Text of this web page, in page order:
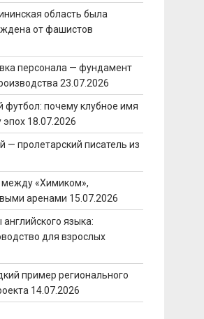
область была
от фашистов
персонала — фундамент
23.07.2026
футбол: почему клубное имя
эпох 18.07.2026
— пролетарский писатель из
между «Химиком»,
аренами 15.07.2026
языка:
для взрослых
пример регионального
14.07.2026